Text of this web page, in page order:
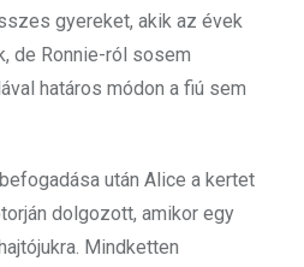
gyereket, akik az évek
de Ronnie-ról sosem
határos módon a fiú sem
után Alice a kertet
dolgozott, amikor egy
Mindketten